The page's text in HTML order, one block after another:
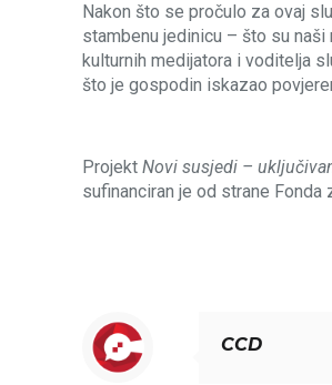
Nakon što se pročulo za ovaj
stambenu jedinicu – što su
kulturnih medijatora i voditelja
što je gospodin iskazao
ProjektNovi susjedi –
sufinanciran je od strane
CCD